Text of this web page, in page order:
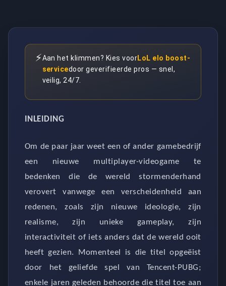
⚡Aan het klimmen? Kies voorLoL elo boost-
servicedoor geverifieerde pros — snel,
veilig, 24/7.
INLEIDING
Om de paar jaar weet een of ander gamebedrijf
een nieuwe multiplayer-videogame te
bedenken die de wereld stormenderhand
verovert vanwege een verscheidenheid aan
redenen, zoals zijn nieuwe ideologie, zijn
realisme, zijn unieke gameplay, zijn
interactiviteit of iets anders dat de wereld ooit
heeft gezien. Momenteel is die titel opgeëist
door het geliefde spel van Tencent-PUBG;
enkele jaren geleden behoorde die titel toe aan